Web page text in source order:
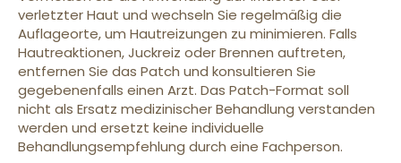
verletzter Haut und wechseln Sie regelmäßig die
Auflageorte, um Hautreizungen zu minimieren. Falls
Hautreaktionen, Juckreiz oder Brennen auftreten,
entfernen Sie das Patch und konsultieren Sie
gegebenenfalls einen Arzt. Das Patch-Format soll
nicht als Ersatz medizinischer Behandlung verstanden
werden und ersetzt keine individuelle
Behandlungsempfehlung durch eine Fachperson.